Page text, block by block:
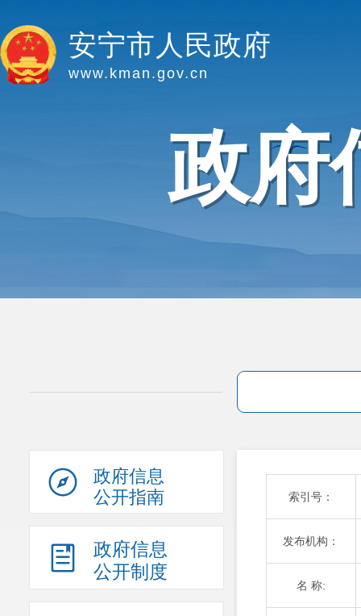
安宁市人民政府
www.kman.gov.cn
政府
政府信息
公开指南
政府信息
公开制度
索引号：
发布机构：
名 称: